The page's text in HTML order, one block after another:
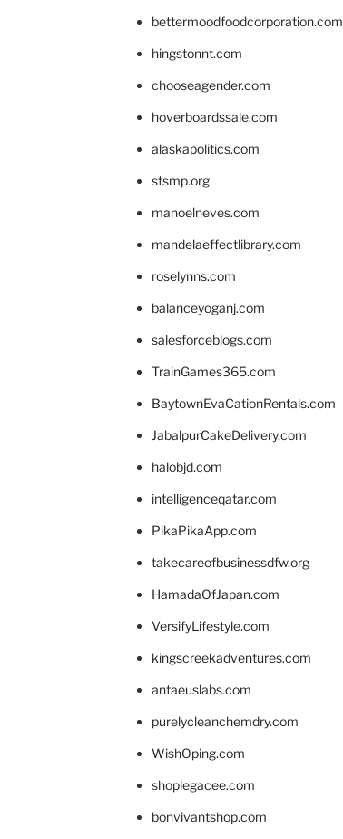
bettermoodfoodcorporation.com
hingstonnt.com
chooseagender.com
hoverboardssale.com
alaskapolitics.com
stsmp.org
manoelneves.com
mandelaeffectlibrary.com
roselynns.com
balanceyoganj.com
salesforceblogs.com
TrainGames365.com
BaytownEvaCationRentals.com
JabalpurCakeDelivery.com
halobjd.com
intelligenceqatar.com
PikaPikaApp.com
takecareofbusinessdfw.org
HamadaOfJapan.com
VersifyLifestyle.com
kingscreekadventures.com
antaeuslabs.com
purelycleanchemdry.com
WishOping.com
shoplegacee.com
bonvivantshop.com